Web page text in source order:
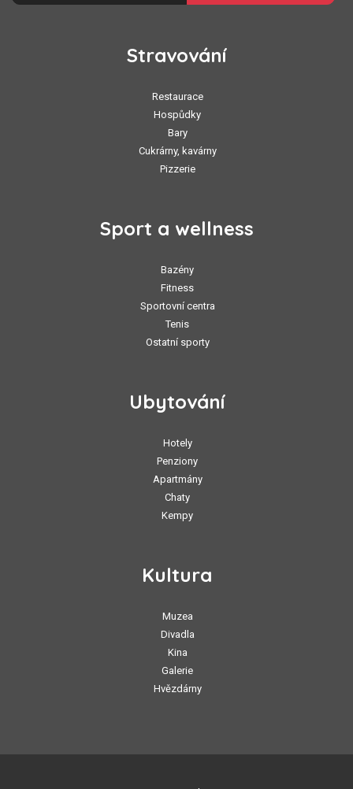
Stravování
Restaurace
Hospůdky
Bary
Cukrárny, kavárny
Pizzerie
Sport a wellness
Bazény
Fitness
Sportovní centra
Tenis
Ostatní sporty
Ubytování
Hotely
Penziony
Apartmány
Chaty
Kempy
Kultura
Muzea
Divadla
Kina
Galerie
Hvězdárny